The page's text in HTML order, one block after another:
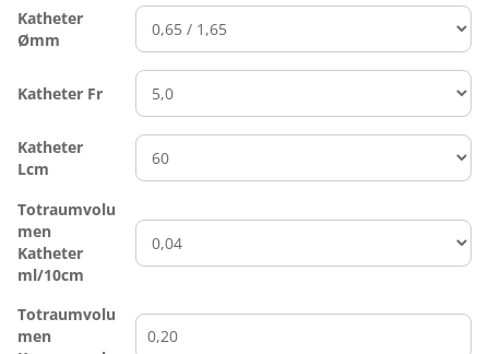
Katheter
Ømm
Katheter Fr
Katheter
Lcm
Totraumvolu
men
Katheter
ml/10cm
Totraumvolu
men